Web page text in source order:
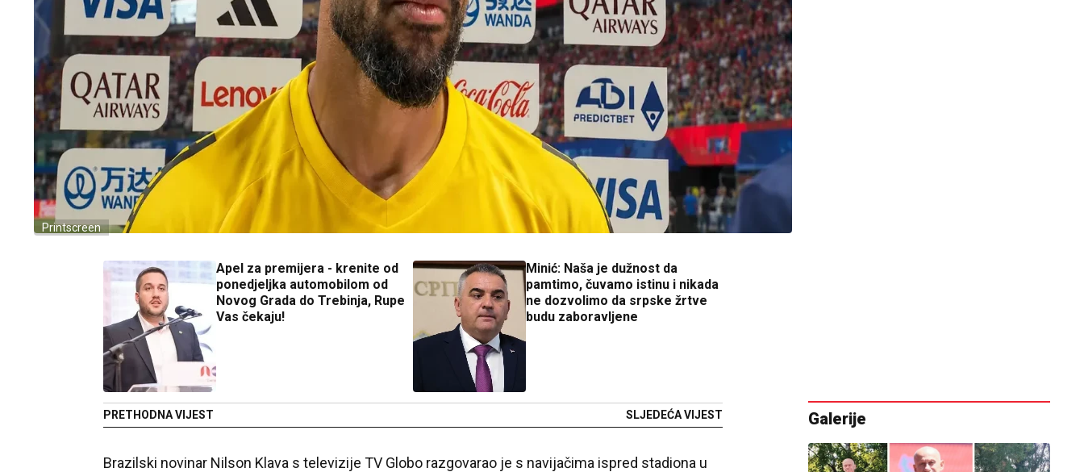
Printscreen
Apel za premijera - krenite od
ponedjeljka automobilom od
Novog Grada do Trebinja, Rupe
Vas čekaju!
PRETHODNA VIJEST
Minić: Naša je dužnost da
pamtimo, čuvamo istinu i nikada
ne dozvolimo da srpske žrtve
budu zaboravljene
SLJEDEĆA VIJEST
Brazilski novinar Nilson Klava s televizije TV Globo razgovarao je s navijačima ispred stadiona u
Galerije